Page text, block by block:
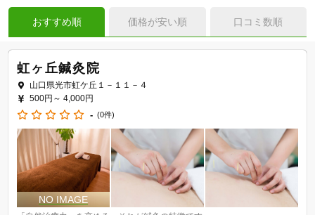
おすすめ順 価格が安い順 口コミ数順
虹ヶ丘鍼灸院
山口県光市虹ケ丘１－１１－４
500円～ 4,000円
- (0件)